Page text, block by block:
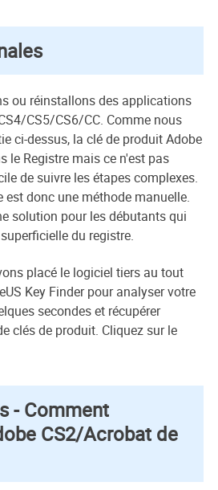
ou réinstallons des applications
CS5/CS6/CC. Comme nous
ci-dessus, la clé de produit Adobe
le Registre mais ce n'est pas
de suivre les étapes complexes.
est donc une méthode manuelle.
solution pour les débutants qui
du registre.
placé le logiciel tiers au tout
Key Finder pour analyser votre
secondes et récupérer
clés de produit. Cliquez sur le
- Comment
CS2/Acrobat de